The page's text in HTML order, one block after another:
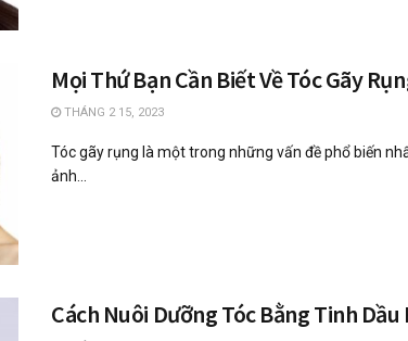
Mọi Thứ Bạn Cần Biết Về Tóc Gãy
THÁNG 2 15, 2023
Tóc gãy rụng là một trong những vấn đề phổ biến
ảnh...
Cách Nuôi Dưỡng Tóc Bằng Tinh